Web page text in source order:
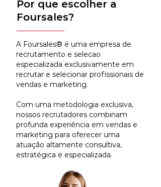
Por que escolher a
Foursales?
A Foursales® é uma empresa de
recrutamento e selecao
especializada exclusivamente em
recrutar e selecionar profissionais de
vendas e marketing.
Com uma metodologia exclusiva,
nossos recrutadores combinam
profunda experiência em vendas e
marketing para oferecer uma
atuação altamente consultiva,
estratégica e especializada.